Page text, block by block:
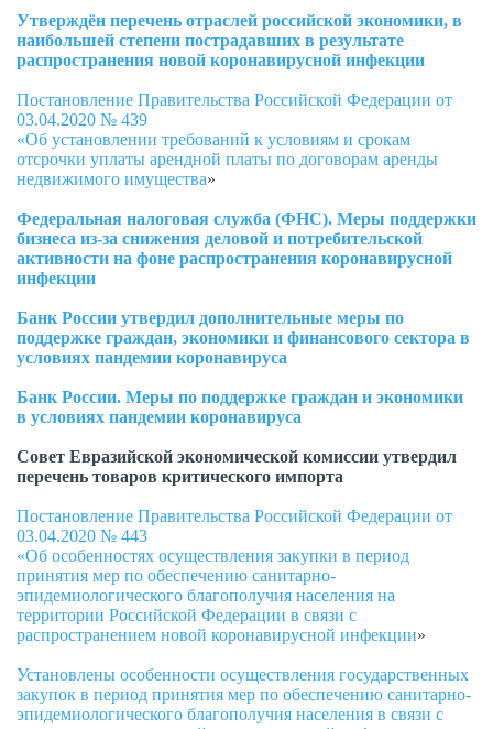
Утверждён перечень отраслей российской экономики, в
наибольшей степени пострадавших в результате
распространения новой коронавирусной инфекции
Постановление Правительства Российской Федерации от
03.04.2020 № 439
«Об установлении требований к условиям и срокам
отсрочки уплаты арендной платы по договорам аренды
недвижимого имущества»
Федеральная налоговая служба (ФНС). Меры поддержки
бизнеса из-за снижения деловой и потребительской
активности на фоне распространения коронавирусной
инфекции
Банк России утвердил дополнительные меры по
поддержке граждан, экономики и финансового сектора в
условиях пандемии коронавируса
Банк России. Меры по поддержке граждан и экономики
в условиях пандемии коронавируса
Совет Евразийской экономической комиссии утвердил
перечень товаров критического импорта
Постановление Правительства Российской Федерации от
03.04.2020 № 443
«Об особенностях осуществления закупки в период
принятия мер по обеспечению санитарно-
эпидемиологического благополучия населения на
территории Российской Федерации в связи с
распространением новой коронавирусной инфекции»
Установлены особенности осуществления государственных
закупок в период принятия мер по обеспечению санитарно-
эпидемиологического благополучия населения в связи с